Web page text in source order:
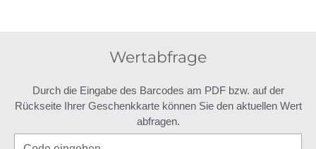
Wertabfrage
Durch die Eingabe des Barcodes am PDF bzw. auf der
Rückseite Ihrer Geschenkkarte können Sie den aktuellen Wert
abfragen.